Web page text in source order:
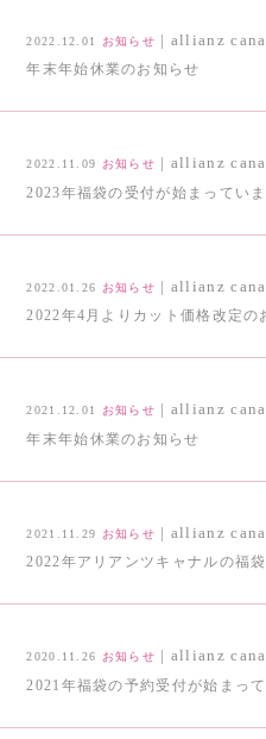
2022.12.01 お知らせ | allianz
年末年始休業のお知らせ
2022.11.09 お知らせ | allianz
2023年福袋の受付が始まっていま
2022.01.26 お知らせ | allianz
2022年4月よりカット価格改定の
2021.12.01 お知らせ | allianz
年末年始休業のお知らせ
2021.11.29 お知らせ | allianz
2022年アリアンツキャナルの福
2020.11.26 お知らせ | allianz
2021年福袋の予約受付が始まって